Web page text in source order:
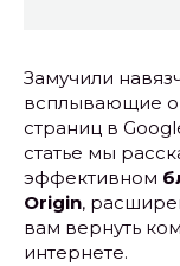
Замучили
всплывающие
страниц в
статье мы
эффективном
Origin,
вам вернуть
интернете.